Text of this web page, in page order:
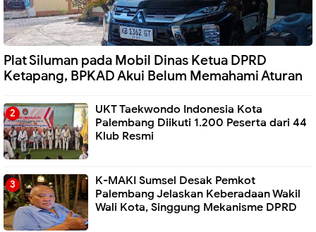
Plat Siluman pada Mobil Dinas Ketua DPRD
Ketapang, BPKAD Akui Belum Memahami Aturan
UKT Taekwondo Indonesia Kota
Palembang Diikuti 1.200 Peserta dari 44
Klub Resmi
K-MAKI Sumsel Desak Pemkot
Palembang Jelaskan Keberadaan Wakil
Wali Kota, Singgung Mekanisme DPRD